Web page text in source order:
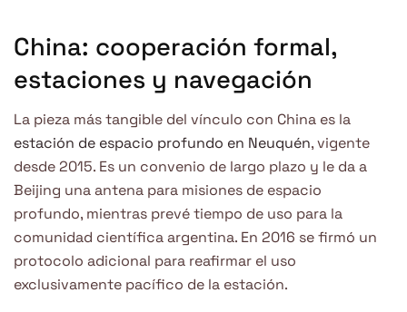
China: cooperación formal,
estaciones y navegación
La pieza más tangible del vínculo con China es la
estación de espacio profundo en Neuquén, vigente
desde 2015. Es un convenio de largo plazo y le da a
Beijing una antena para misiones de espacio
profundo, mientras prevé tiempo de uso para la
comunidad científica argentina. En 2016 se firmó un
protocolo adicional para reafirmar el uso
exclusivamente pacífico de la estación.